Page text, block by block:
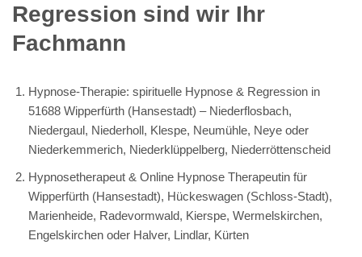
Regression sind wir Ihr
Fachmann
Hypnose-Therapie: spirituelle Hypnose & Regression in
51688 Wipperfürth (Hansestadt) – Niederflosbach,
Niedergaul, Niederholl, Klespe, Neumühle, Neye oder
Niederkemmerich, Niederklüppelberg, Niederröttenscheid
Hypnosetherapeut & Online Hypnose Therapeutin für
Wipperfürth (Hansestadt), Hückeswagen (Schloss-Stadt),
Marienheide, Radevormwald, Kierspe, Wermelskirchen,
Engelskirchen oder Halver, Lindlar, Kürten